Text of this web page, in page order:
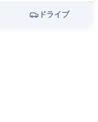
ドライブ